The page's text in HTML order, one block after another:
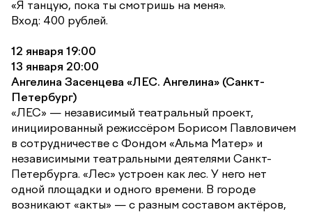
«Я танцую, пока ты смотришь на меня».
Вход: 400 рублей.
12 января 19:00
13 января 20:00
Ангелина Засенцева «ЛЕС. Ангелина» (Санкт-
Петербург)
«ЛЕС» — независимый театральный проект,
инициированный режиссёром Борисом Павловичем
в сотрудничестве с Фондом «Альма Матер» и
независимыми театральными деятелями Санкт-
Петербурга. «Лес» устроен как лес. У него нет
одной площадки и одного времени. В городе
возникают «акты» — с разным составом актёров,